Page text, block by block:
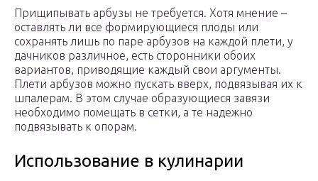
Прищипывать арбузы не требуется. Хотя мнение –
оставлять ли все формирующиеся плоды или
сохранять лишь по паре арбузов на каждой плети, у
дачников различное, есть сторонники обоих
вариантов, приводящие каждый свои аргументы.
Плети арбузов можно пускать вверх, подвязывая их к
шпалерам. В этом случае образующиеся завязи
необходимо помещать в сетки, а те надежно
подвязывать к опорам.
Использование в кулинарии